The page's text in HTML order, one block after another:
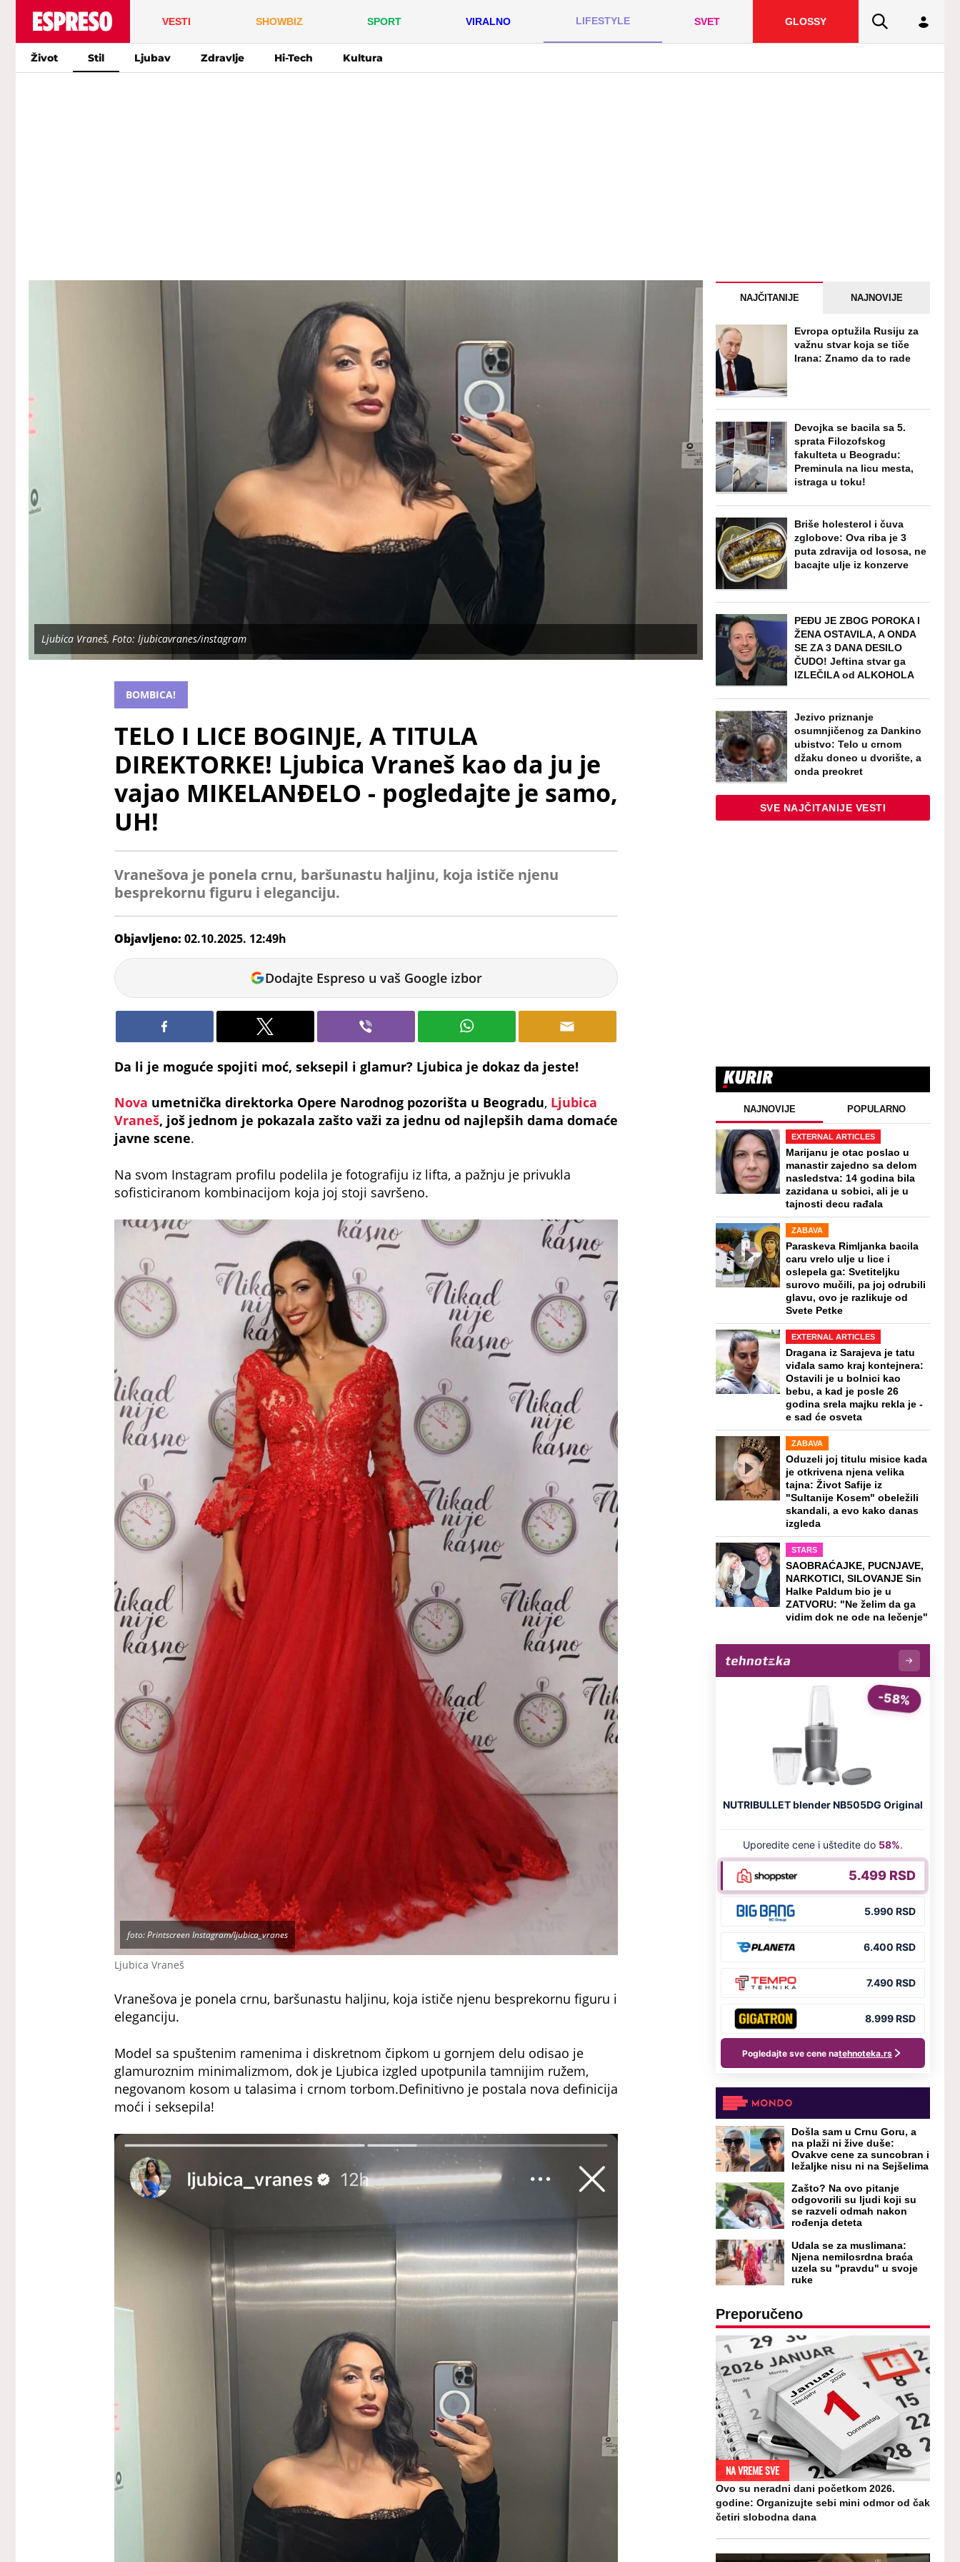
VESTI SHOWBIZ SPORT VIRALNO LIFESTYLE SVET GLOSSY
Život Stil Ljubav Zdravlje Hi-Tech Kultura
Ljubica Vraneš, Foto: ljubicavranes/instagram
BOMBICA!
TELO I LICE BOGINJE, A TITULA
DIREKTORKE! Ljubica Vraneš kao da ju je
vajao MIKELANĐELO - pogledajte je samo,
UH!
Vranešova je ponela crnu, baršunastu haljinu, koja ističe njenu
besprekornu figuru i eleganciju.
Objavljeno: 02.10.2025. 12:49h
Milica
Stanimirović
Dodajte Espreso u vaš Google izbor
Da li je moguće spojiti moć, seksepil i glamur? Ljubica je dokaz da jeste!
Nova umetnička direktorka Opere Narodnog pozorišta u Beogradu, Ljubica
Vraneš, još jednom je pokazala zašto važi za jednu od najlepših dama domaće
javne scene.
Na svom Instagram profilu podelila je fotografiju iz lifta, a pažnju je privukla
sofisticiranom kombinacijom koja joj stoji savršeno.
Ljubica Vraneš
foto: Printscreen Instagram/ljubica_vranes
Vranešova je ponela crnu, baršunastu haljinu, koja ističe njenu besprekornu figuru i
eleganciju.
Model sa spuštenim ramenima i diskretnom čipkom u gornjem delu odisao je
glamuroznim minimalizmom, dok je Ljubica izgled upotpunila tamnijim ružem,
negovanom kosom u talasima i crnom torbom.Definitivno je postala nova definicija
moći i seksepila!
NAJČITANIJE NAJNOVIJE
Evropa optužila Rusiju za
važnu stvar koja se tiče
Irana: Znamo da to rade
Devojka se bacila sa 5.
sprata Filozofskog
fakulteta u Beogradu:
Preminula na licu mesta,
istraga u toku!
Briše holesterol i čuva
zglobove: Ova riba je 3
puta zdravija od lososa, ne
bacajte ulje iz konzerve
PEĐU JE ZBOG POROKA I
ŽENA OSTAVILA, A ONDA
SE ZA 3 DANA DESILO
ČUDO! Jeftina stvar ga
IZLEČILA od ALKOHOLA
Jezivo priznanje
osumnjičenog za Dankino
ubistvo: Telo u crnom
džaku doneo u dvorište, a
onda preokret
SVE NAJČITANIJE VESTI
NAJNOVIJE POPULARNO
EXTERNAL ARTICLES
Marijanu je otac poslao u
manastir zajedno sa delom
nasledstva: 14 godina bila
zazidana u sobici, ali je u
tajnosti decu rađala
ZABAVA
Paraskeva Rimljanka bacila
caru vrelo ulje u lice i
oslepela ga: Svetiteljku
surovo mučili, pa joj odrubili
glavu, ovo je razlikuje od
Svete Petke
EXTERNAL ARTICLES
Dragana iz Sarajeva je tatu
viđala samo kraj kontejnera:
Ostavili je u bolnici kao
bebu, a kad je posle 26
godina srela majku rekla je -
e sad će osveta
ZABAVA
Oduzeli joj titulu misice kada
je otkrivena njena velika
tajna: Život Safije iz
"Sultanije Kosem" obeležili
skandali, a evo kako danas
izgleda
STARS
SAOBRAĆAJKE, PUCNJAVE,
NARKOTICI, SILOVANJE Sin
Halke Paldum bio je u
ZATVORU: "Ne želim da ga
vidim dok ne ode na lečenje"
Došla sam u Crnu Goru, a
na plaži ni žive duše:
Ovakve cene za suncobran i
ležaljke nisu ni na Sejšelima
Zašto? Na ovo pitanje
odgovorili su ljudi koji su
se razveli odmah nakon
rođenja deteta
Udala se za muslimana:
Njena nemilosrdna braća
uzela su "pravdu" u svoje
ruke
Preporučeno
NA VREME SVE
Ovo su neradni dani početkom 2026.
godine: Organizujte sebi mini odmor od čak
četiri slobodna dana